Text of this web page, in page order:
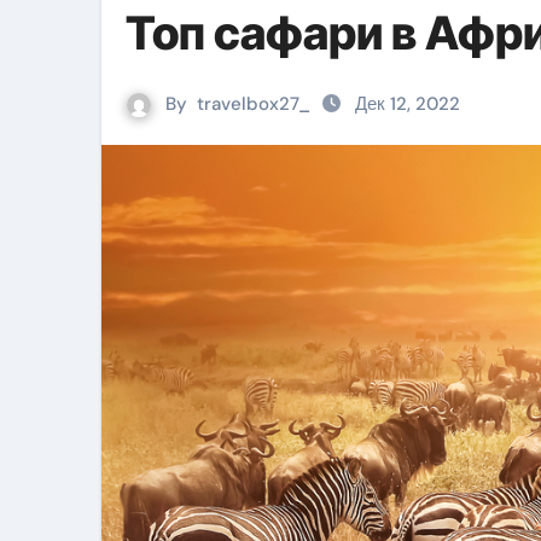
Топ сафари в
By travelbox27_ Дек 12, 2022